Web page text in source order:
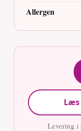
Allergen
Læs
Levering i